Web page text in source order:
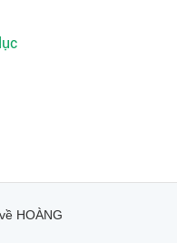
HOÀNG